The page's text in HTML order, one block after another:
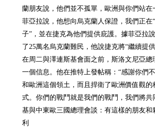
蘭朋友說，他們並不孤單，歐洲與你們站在
菲亞拉說，他想向烏克蘭人保證，我們正在
子”，並在捷克為他們提供庇護。據菲亞拉
了25萬名烏克蘭難民，他說捷克將“繼續提
在周二與澤連斯基會面之前，斯洛文尼亞總
一個信息。他在推特上發帖稱：“感謝你們
和歐洲這個領土，而且捍衛了歐洲價值觀
式。你們的戰鬥就是我們的戰鬥，我們將共
基與中東歐三國總理會談：有這樣的朋友
利